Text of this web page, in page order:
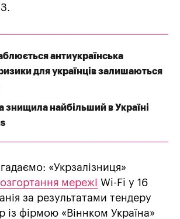
антиукраїнська
для українців залишаються
знищила найбільший в Україні
«Укрзалізниця»
мережі Wi-Fi у 16
за результатами тендеру
із фірмою «Віннком Україна»